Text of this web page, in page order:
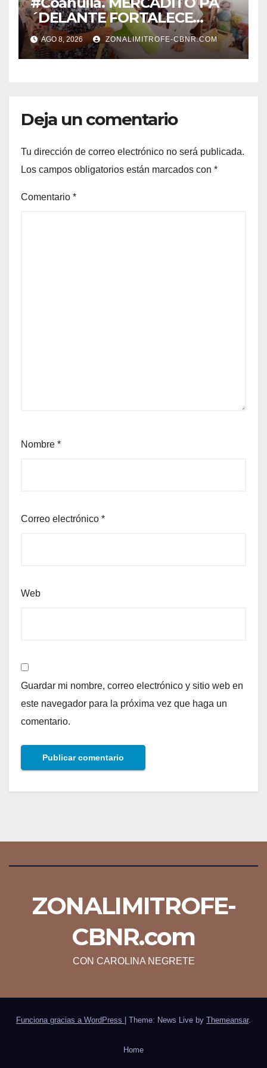
´DELANTE FORTALECE
CUIDADO DEL MEDIO
AMBIENTE Y LA ECONOMÍA
DE MÁS DE 6 MIL 500
AGO 8, 2026 ZONALIMITROFE-CBNR.COM
Deja un comentario
Tu dirección de correo electrónico no será publicada.
Los campos obligatorios están marcados con *
Comentario *
Nombre *
Correo electrónico *
Web
Guardar mi nombre, correo electrónico y sitio web en
este navegador para la próxima vez que haga un
comentario.
ZONALIMITROFE-
CBNR.com
CON CAROLINA NEGRETE
Funciona gracias a WordPress Theme: News Live by Themeansar.
Home